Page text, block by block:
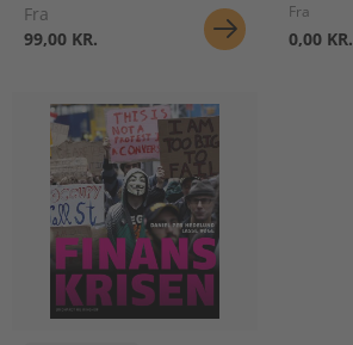
Fra
99,00 KR.
Fra
0,00 KR.